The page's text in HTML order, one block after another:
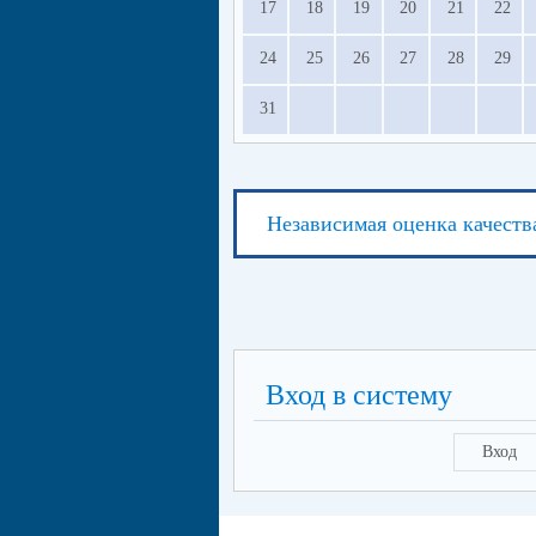
17 18 19 20 21 22
24 25 26 27 28 29
31
Независимая оценка
Вход в систему
Вход